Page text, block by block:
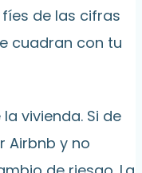
de las cifras
cuadran con tu
vivienda. Si de
Airbnb y no